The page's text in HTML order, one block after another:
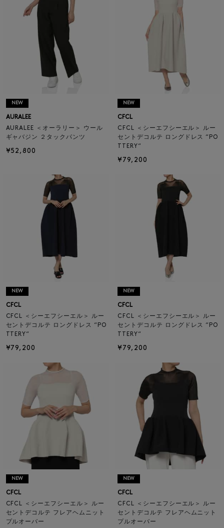
NEW
AURALEE
AURALEE ＜オーラリー＞ ウール
ギャバジン ２タックパンツ
¥52,800
NEW
CFCL
CFCL ＜シーエフシーエル＞ ルー
セントデコルテ ロングドレス “PO
TTERY“
¥79,200
NEW
CFCL
CFCL ＜シーエフシーエル＞ ルー
セントデコルテ ロングドレス “PO
TTERY“
¥79,200
NEW
CFCL
CFCL ＜シーエフシーエル＞ ルー
セントデコルテ ロングドレス “PO
TTERY“
¥79,200
NEW
CFCL
CFCL ＜シーエフシーエル＞ ルー
セントデコルテ フレアヘムニット
プルオーバー
NEW
CFCL
CFCL ＜シーエフシーエル＞ ルー
セントデコルテ フレアヘムニット
プルオーバー